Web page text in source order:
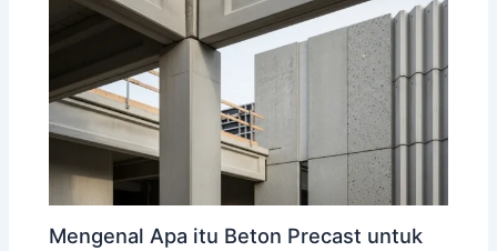
Mengenal Apa itu Beton Precast untuk